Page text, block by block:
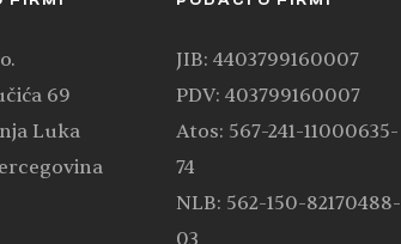
69
Luka
JIB: 4403799160007
PDV: 403799160007
Atos: 567-241-11000635-
74
NLB: 562-150-82170488-
03